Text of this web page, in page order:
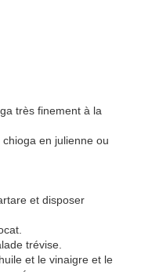
très finement à la
en julienne ou
et disposer
trévise.
et le vinaigre et le